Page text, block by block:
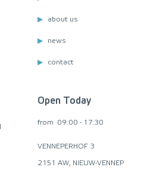
about us
news
contact
Open Today
from 09:00 - 17:30
VENNEPERHOF 3
2151 AW, NIEUW-VENNEP